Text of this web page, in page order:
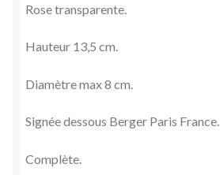
Rose transparente.
Hauteur 13,5 cm.
Diamètre max 8 cm.
Signée dessous Berger Paris France.
Complète.